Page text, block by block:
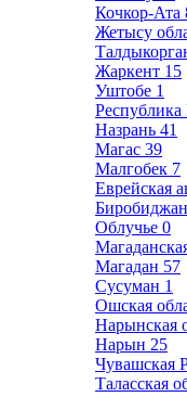
Кочкор-Ата
Жетысу
Жаркент 15
Уштобе 1
Назрань 41
Магас 39
Малгобек 7
Еврейская
Биробиджан
Облучье 0
Магадан 57
Сусуман 1
Ошская
Нарынская
Нарын 25
Чувашская
Таласская